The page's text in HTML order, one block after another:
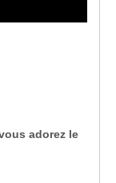
adorez le